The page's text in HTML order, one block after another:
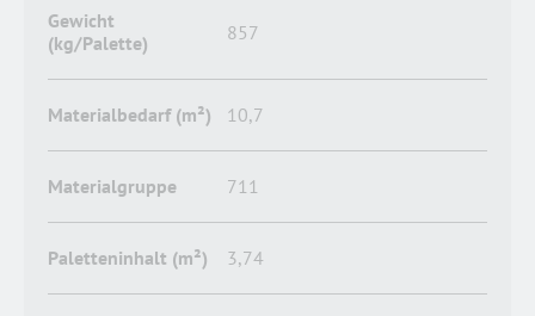
Gewicht
(kg/Palette)
857
Materialbedarf (m²) 10,7
Materialgruppe 711
Paletteninhalt (m²) 3,74